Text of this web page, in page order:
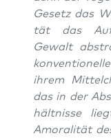
Gesetz das
tät das
Gewalt
ihrem
das in der
hält­nis­se
Amo­ra­li­tät